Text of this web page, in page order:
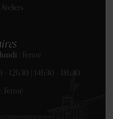
: Fermé
- 12h30 | 14h30 - 18h30
Fermé